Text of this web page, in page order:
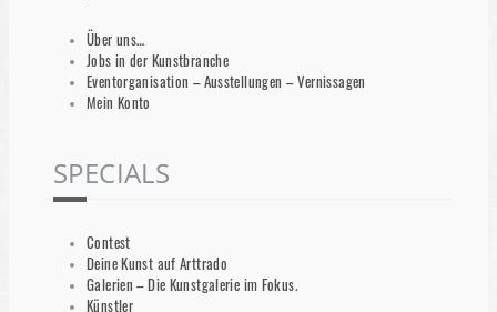
Über uns…
Jobs in der Kunstbranche
Eventorganisation – Ausstellungen – Vernissagen
Mein Konto
SPECIALS
Contest
Deine Kunst auf Arttrado
Galerien – Die Kunstgalerie im Fokus.
Künstler